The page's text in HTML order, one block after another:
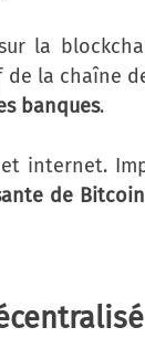
la
de la chaîne
banques.
internet.
de Bitcoin